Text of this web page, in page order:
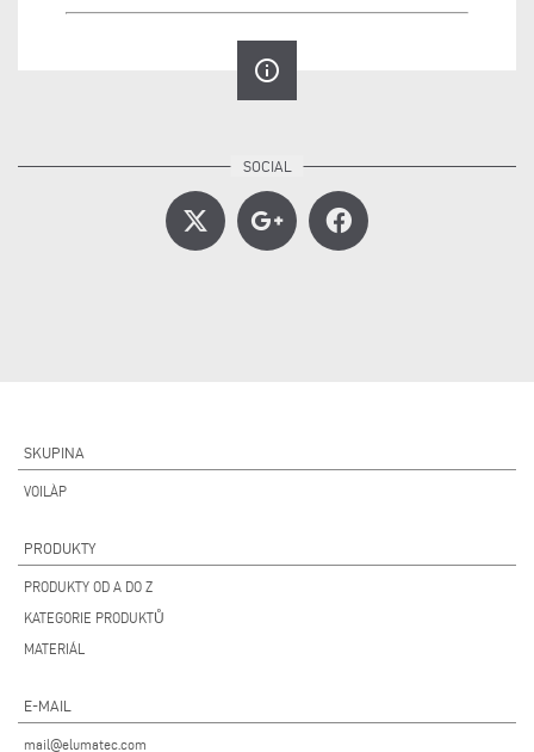
info_outline
SKUPINA
VOILÀP
PRODUKTY
PRODUKTY OD A DO Z
KATEGORIE PRODUKTŮ
MATERIÁL
E-MAIL
mail@elumatec.com